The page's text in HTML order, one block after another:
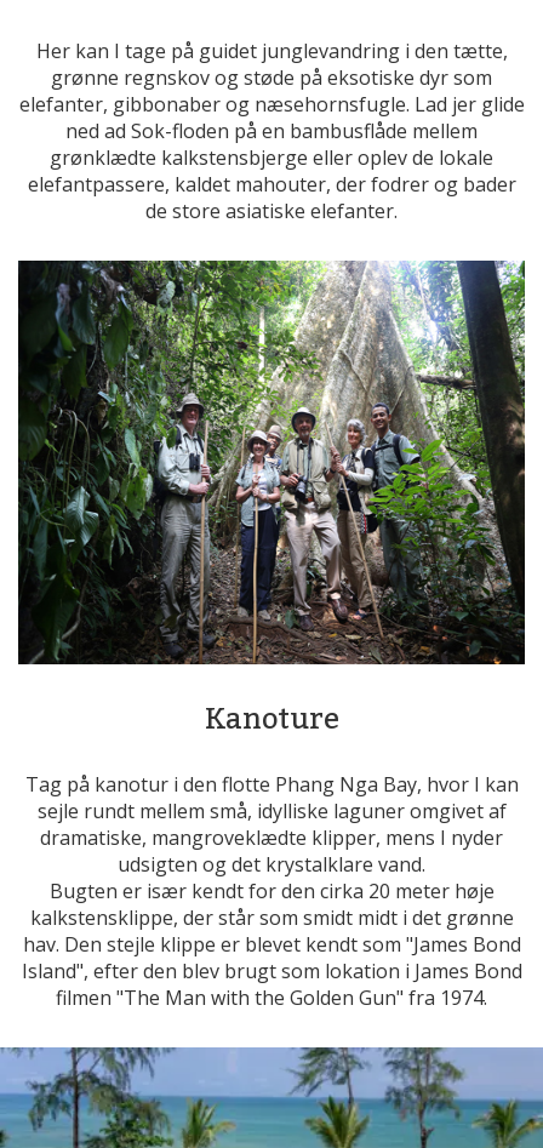
Her kan I tage på guidet junglevandring i den tætte,
grønne regnskov og støde på eksotiske dyr som
elefanter, gibbonaber og næsehornsfugle. Lad jer glide
ned ad Sok-floden på en bambusflåde mellem
grønklædte kalkstensbjerge eller oplev de lokale
elefantpassere, kaldet mahouter, der fodrer og bader
de store asiatiske elefanter.
Kanoture
Tag på kanotur i den flotte Phang Nga Bay, hvor I kan
sejle rundt mellem små, idylliske laguner omgivet af
dramatiske, mangroveklædte klipper, mens I nyder
udsigten og det krystalklare vand.
Bugten er især kendt for den cirka 20 meter høje
kalkstensklippe, der står som smidt midt i det grønne
hav. Den stejle klippe er blevet kendt som "James Bond
Island", efter den blev brugt som lokation i James Bond
filmen "The Man with the Golden Gun" fra 1974.